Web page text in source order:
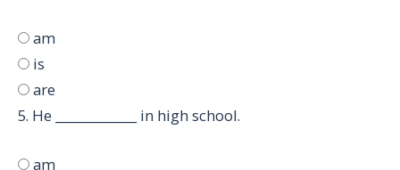
am
is
are
5. He _____________ in high school.
am